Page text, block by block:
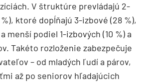
V štruktúre prevládajú 2-
ktoré dopĺňajú 3-izbové (28 %),
menší podiel 1-izbových (10 %) a
Takéto rozloženie zabezpečuje
– od mladých ľudí a párov,
až po seniorov hľadajúcich